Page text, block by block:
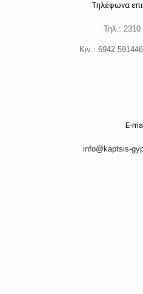
Τηλέφωνα
Τηλ.: 2310
Κιν.: 6942
E-
info@kaptsis-